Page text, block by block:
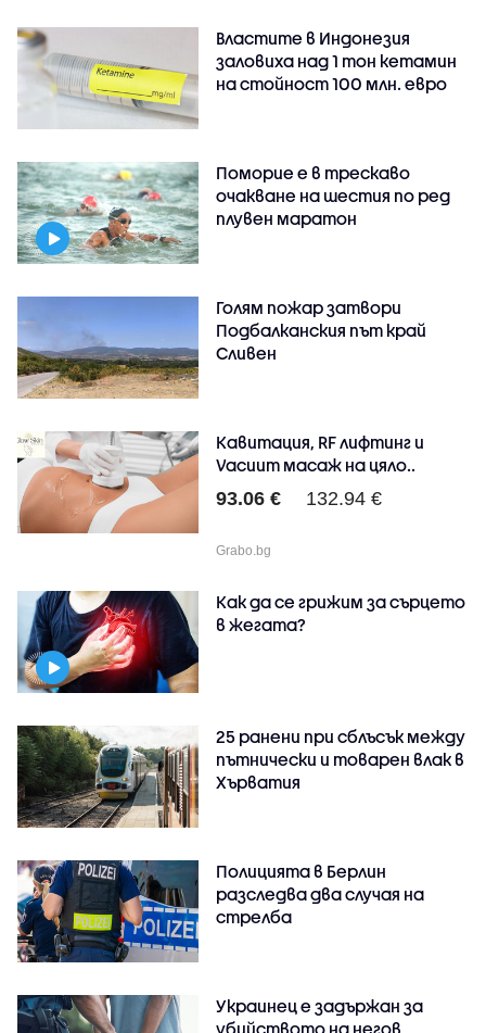
Властите в Индонезия
заловиха над 1 тон кетамин
на стойност 100 млн. евро
Поморие е в трескаво
очакване на шестия по ред
плувен маратон
Голям пожар затвори
Подбалканския път край
Сливен
Кавитация, RF лифтинг и
Vacuum масаж на цяло..
93.06 € 132.94 €
Grabo.bg
Как да се грижим за сърцето
в жегата?
25 ранени при сблъсък между
пътнически и товарен влак в
Хърватия
Полицията в Берлин
разследва два случая на
стрелба
Украинец е задържан за
убийството на негов